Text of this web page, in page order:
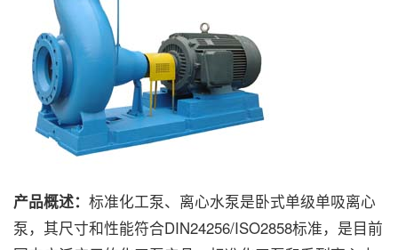
产品概述： 标准化工泵、离心水泵是卧式单级单吸离心
泵，其尺寸和性能符合DIN24256/ISO2858标准，是目前